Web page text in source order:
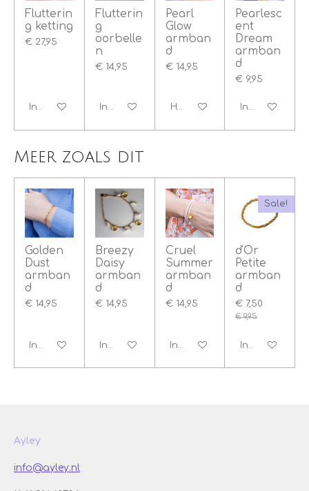
Flutterin
g ketting
€ 27,95
In winkelwagen
Flutterin
g
oorbelle
n
€ 14,95
In winkelwagen
Pearl
Glow
armban
d
€ 14,95
Houd mij op de hoogte
Pearlesc
ent
Dream
armban
d
€ 9,95
In
Meer zoals dit
Golden
Dust
armban
d
€ 14,95
In winkelwagen
Breezy
Daisy
armban
d
€ 14,95
In winkelwagen
Cruel
Summer
armban
d
€ 14,95
In winkelwagen
Sale!
d'Or
Petite
armban
d
€ 7,50
€ 9,95
In
Ayley
info@ayley.nl